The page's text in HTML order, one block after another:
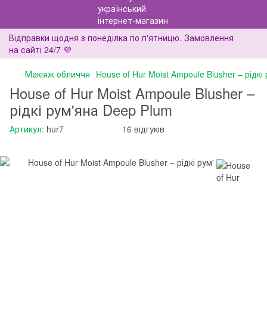
Відправки щодня з понеділка по п'ятницю. Замовлення
на сайті 24/7 💜
Макіяж обличчя House of Hur Moist Ampoule Blusher –
House of Hur Moist Ampoule Blusher –
рідкі рум'яна Deep Plum
Артикул: hur7 16 відгуків